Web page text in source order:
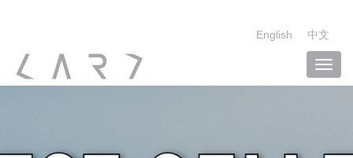
English 中文